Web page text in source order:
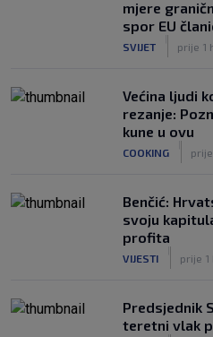
mjere
spor EU
SVIJET prije 1
Većina ljudi
rezanje:
kune u ovu
COOKING
Benčić:
svoju
profita
VIJESTI prije 1
Predsjednik
teretni vlak